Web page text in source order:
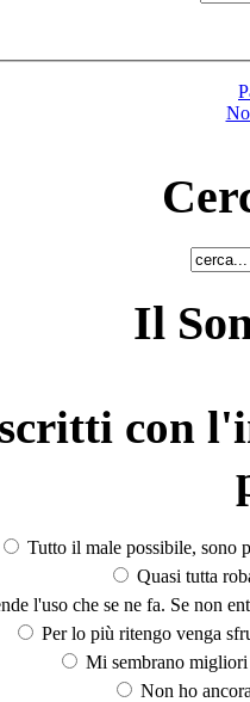
Il
con
Tutto il male possibile, sono
Quasi tutta
l'uso che se ne fa. Se non
Per lo più ritengo venga
Mi sembrano
Non ho